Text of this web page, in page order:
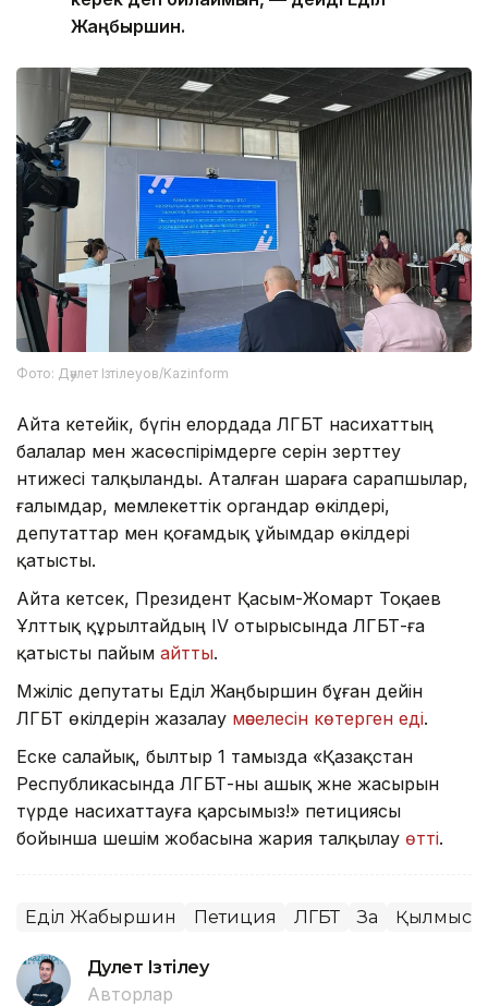
Жаңбыршин.
Фото: Дәулет Ізтілеуов/Kazinform
Айта кетейік, бүгін елордада ЛГБТ насихаттың
балалар мен жасөспірімдерге әсерін зерттеу
нәтижесі талқыланды. Аталған шараға сарапшылар,
ғалымдар, мемлекеттік органдар өкілдері,
депутаттар мен қоғамдық ұйымдар өкілдері
қатысты.
Айта кетсек, Президент Қасым-Жомарт Тоқаев
Ұлттық құрылтайдың ІV отырысында ЛГБТ-ға
қатысты пайым айтты.
Мәжіліс депутаты Еділ Жаңбыршин бұған дейін
ЛГБТ өкілдерін жазалау мәселесін көтерген еді.
Еске салайық, былтыр 1 тамызда «Қазақстан
Республикасында ЛГБТ-ны ашық және жасырын
түрде насихаттауға қарсымыз!» петициясы
бойынша шешім жобасына жария талқылау өтті.
Еділ Жаңбыршин Петиция ЛГБТ Заң Қылмыс
Дәулет Ізтілеу
Авторлар